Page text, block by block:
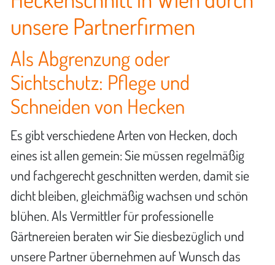
unsere Partnerfirmen
Als Abgrenzung oder
Sichtschutz: Pflege und
Schneiden von Hecken
Es gibt verschiedene Arten von Hecken, doch
eines ist allen gemein: Sie müssen regelmäßig
und fachgerecht geschnitten werden, damit sie
dicht bleiben, gleichmäßig wachsen und schön
blühen. Als Vermittler für professionelle
Gärtnereien beraten wir Sie diesbezüglich und
unsere Partner übernehmen auf Wunsch das